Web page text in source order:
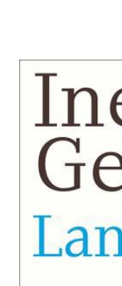
Zur
Buchenwald
für den Preis
(Sachbuch)